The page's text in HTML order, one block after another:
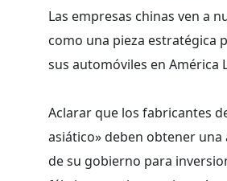
Las empresas chinas ven a
como una pieza estratégica
sus automóviles en América
Aclarar que los fabricantes
asiático» deben obtener
de su gobierno para